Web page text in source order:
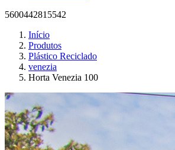
5600442815542
Início
Produtos
Plástico Reciclado
venezia
Horta Venezia 100